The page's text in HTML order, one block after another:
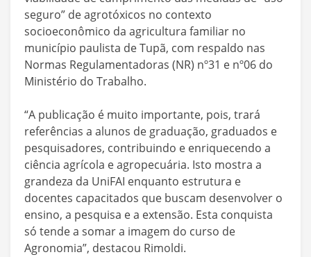
seguro” de agrotóxicos no contexto
socioeconômico da agricultura familiar no
município paulista de Tupã, com respaldo nas
Normas Regulamentadoras (NR) nº31 e nº06 do
Ministério do Trabalho.
“A publicação é muito importante, pois, trará
referências a alunos de graduação, graduados e
pesquisadores, contribuindo e enriquecendo a
ciência agrícola e agropecuária. Isto mostra a
grandeza da UniFAI enquanto estrutura e
docentes capacitados que buscam desenvolver o
ensino, a pesquisa e a extensão. Esta conquista
só tende a somar a imagem do curso de
Agronomia”, destacou Rimoldi.